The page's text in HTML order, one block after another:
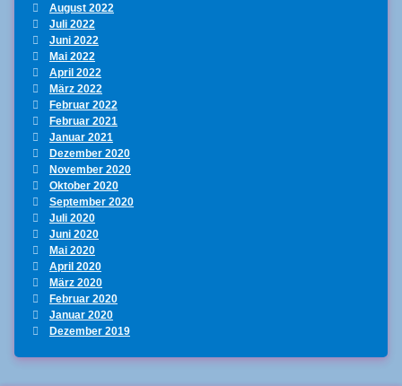
August 2022
Juli 2022
Juni 2022
Mai 2022
April 2022
März 2022
Februar 2022
Februar 2021
Januar 2021
Dezember 2020
November 2020
Oktober 2020
September 2020
Juli 2020
Juni 2020
Mai 2020
April 2020
März 2020
Februar 2020
Januar 2020
Dezember 2019